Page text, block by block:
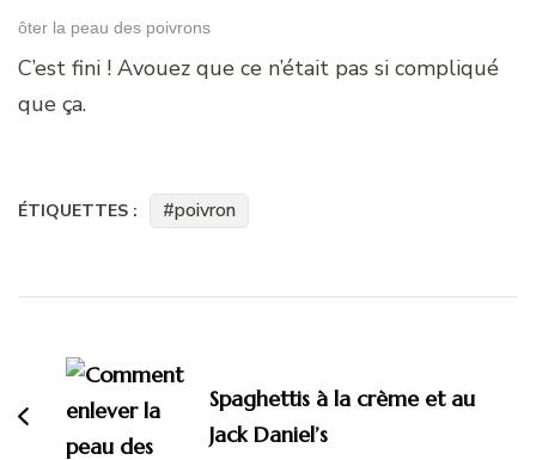
ôter la peau des poivrons
C’est fini ! Avouez que ce n’était pas si compliqué
que ça.
ÉTIQUETTES : poivron
d'article
Spaghettis à la crème et au
Jack Daniel’s